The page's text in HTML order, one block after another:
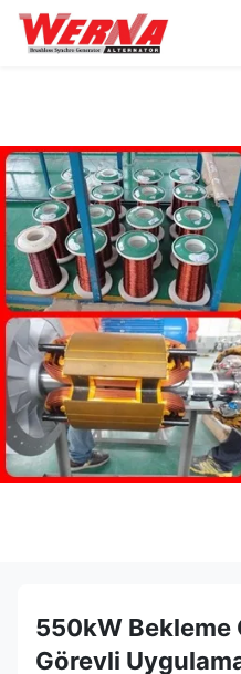
550kW Bekleme
Görevli